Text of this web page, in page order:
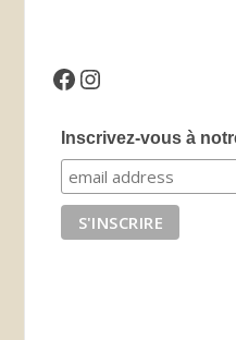
Facebook
Instagram
Inscrivez-vous à